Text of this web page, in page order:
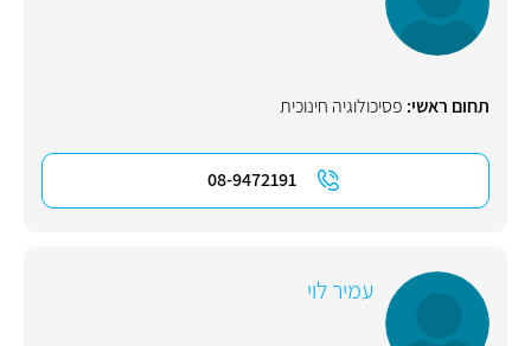
תחום ראשי: פסיכולוגיה חינוכית
08-9472191
עמיר לוי